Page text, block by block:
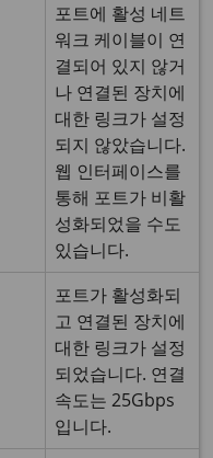
포트에 활성 네트
워크 케이블이 연
결되어 있지 않거
나 연결된 장치에
대한 링크가 설정
되지 않았습니다.
웹 인터페이스를
통해 포트가 비활
성화되었을 수도
있습니다.
포트가 활성화되
고 연결된 장치에
대한 링크가 설정
되었습니다. 연결
속도는 25Gbps
입니다.